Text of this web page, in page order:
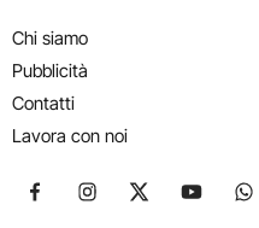
Chi siamo
Pubblicità
Contatti
Lavora con noi
Seguici su Facebook
Seguici su Instagram
Seguici su X
Seguici